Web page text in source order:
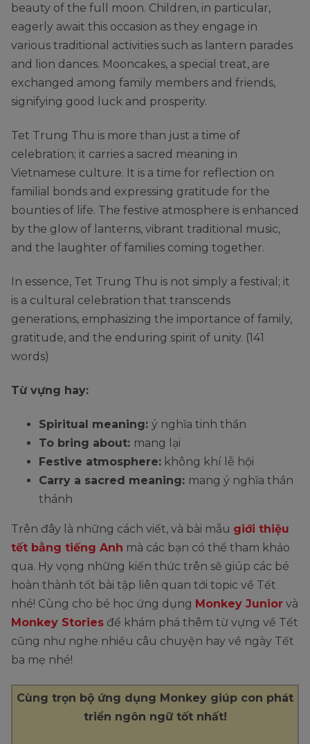
beauty of the full moon. Children, in particular,
eagerly await this occasion as they engage in
various traditional activities such as lantern parades
and lion dances. Mooncakes, a special treat, are
exchanged among family members and friends,
signifying good luck and prosperity.
Tet Trung Thu is more than just a time of
celebration; it carries a sacred meaning in
Vietnamese culture. It is a time for reflection on
familial bonds and expressing gratitude for the
bounties of life. The festive atmosphere is enhanced
by the glow of lanterns, vibrant traditional music,
and the laughter of families coming together.
In essence, Tet Trung Thu is not simply a festival; it
is a cultural celebration that transcends
generations, emphasizing the importance of family,
gratitude, and the enduring spirit of unity. (141
words)
Từ vựng hay:
Spiritual meaning: ý nghĩa tinh thần
To bring about: mang lại
Festive atmosphere: không khí lễ hội
Carry a sacred meaning: mang ý nghĩa thần
thánh
Trên đây là những cách viết, và bài mẫu giới thiệu
tết bằng tiếng Anh mà các bạn có thể tham khảo
qua. Hy vọng những kiến thức trên sẽ giúp các bé
hoàn thành tốt bài tập liên quan tới topic về Tết
nhé! Cùng cho bé học ứng dụng Monkey Junior và
Monkey Stories để khám phá thêm từ vựng về Tết
cũng như nghe nhiều câu chuyện hay về ngày Tết
ba mẹ nhé!
Cùng trọn bộ ứng dụng Monkey giúp con phát
triển ngôn ngữ tốt nhất!